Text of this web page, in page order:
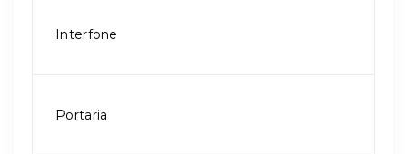
Interfone
Portaria